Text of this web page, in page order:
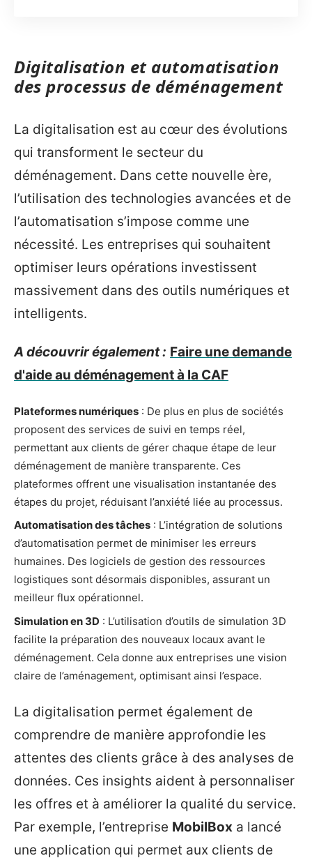
Digitalisation et automatisation
des processus de déménagement
La digitalisation est au cœur des évolutions
qui transforment le secteur du
déménagement. Dans cette nouvelle ère,
l’utilisation des technologies avancées et de
l’automatisation s’impose comme une
nécessité. Les entreprises qui souhaitent
optimiser leurs opérations investissent
massivement dans des outils numériques et
intelligents.
A découvrir également : Faire une demande
d'aide au déménagement à la CAF
Plateformes numériques : De plus en plus de sociétés
proposent des services de suivi en temps réel,
permettant aux clients de gérer chaque étape de leur
déménagement de manière transparente. Ces
plateformes offrent une visualisation instantanée des
étapes du projet, réduisant l’anxiété liée au processus.
Automatisation des tâches : L’intégration de solutions
d’automatisation permet de minimiser les erreurs
humaines. Des logiciels de gestion des ressources
logistiques sont désormais disponibles, assurant un
meilleur flux opérationnel.
Simulation en 3D : L’utilisation d’outils de simulation 3D
facilite la préparation des nouveaux locaux avant le
déménagement. Cela donne aux entreprises une vision
claire de l’aménagement, optimisant ainsi l’espace.
La digitalisation permet également de
comprendre de manière approfondie les
attentes des clients grâce à des analyses de
données. Ces insights aident à personnaliser
les offres et à améliorer la qualité du service.
Par exemple, l’entreprise MobilBox a lancé
une application qui permet aux clients de